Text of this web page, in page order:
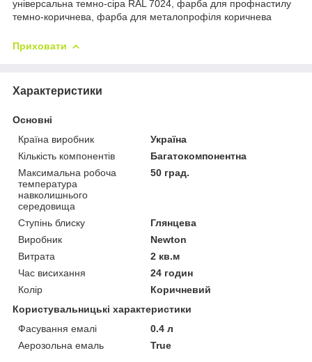
універсальна темно-сіра RAL 7024, фарба для профнастилу
темно-коричнева, фарба для металопрофіля коричнева
Приховати
Характеристики
Основні
Країна виробник
Україна
Кількість компонентів
Багатокомпонентна
Максимальна робоча
температура
навколишнього
середовища
50 град.
Ступінь блиску
Глянцева
Виробник
Newton
Витрата
2 кв.м
Час висихання
24 годин
Колір
Коричневий
Користувальницькі характеристики
Фасування емалі
0.4 л
Аерозольна емаль
True